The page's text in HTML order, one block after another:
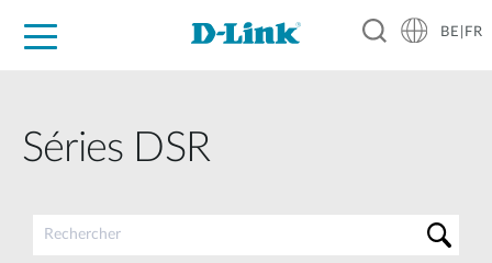
BE|FR
Séries DSR